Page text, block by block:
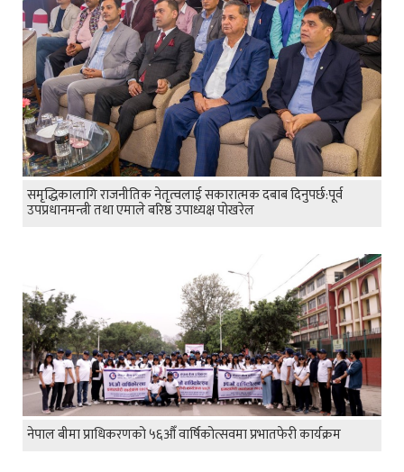
समृद्धिकालागि राजनीतिक नेतृत्वलाई सकारात्मक दबाब दिनुपर्छ:पूर्व
उपप्रधानमन्त्री तथा एमाले बरिष्ठ उपाध्यक्ष पोखरेल
नेपाल बीमा प्राधिकरणको ५६औँ वार्षिकोत्सवमा प्रभातफेरी कार्यक्रम